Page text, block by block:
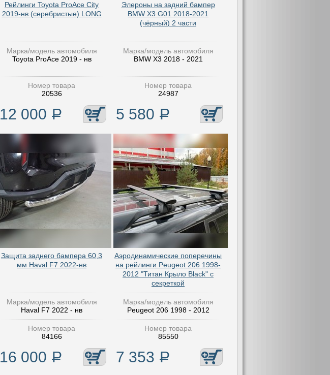
Рейлинги Toyota ProAce City
2019-нв (серебристые) LONG
Марка/модель автомобиля
Toyota ProAce 2019 - нв
Номер товара
20536
12 000 Р
Элероны на задний бампер
BMW X3 G01 2018-2021
(чёрный) 2 части
Марка/модель автомобиля
BMW X3 2018 - 2021
Номер товара
24987
5 580 Р
Защита заднего бампера 60,3
мм Haval F7 2022-нв
Марка/модель автомобиля
Haval F7 2022 - нв
Номер товара
84166
16 000 Р
Аэродинамические поперечины
на рейлинги Peugeot 206 1998-
2012 "Титан Крыло Black" с
секреткой
Марка/модель автомобиля
Peugeot 206 1998 - 2012
Номер товара
85550
7 353 Р